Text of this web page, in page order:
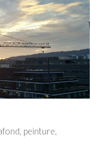
peinture,